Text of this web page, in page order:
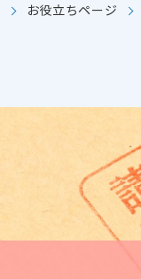
ファイル送信
お役立ちページ